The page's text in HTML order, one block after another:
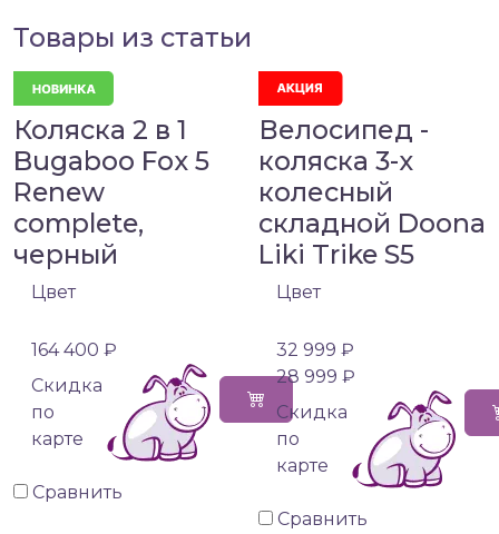
Товары из статьи
Коляска 2 в 1
Bugaboo Fox 5
Renew
complete,
черный
Цвет
164 400 ₽
Cкидка
по
карте
Сравнить
Велосипед -
коляска 3-х
колесный
складной Doona
Liki Trike S5
Цвет
32 999 ₽
28 999 ₽
Cкидка
по
карте
Сравнить